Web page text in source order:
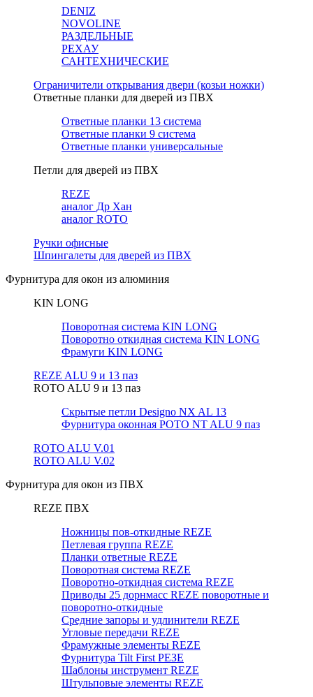
DENIZ
NOVOLINE
РАЗДЕЛЬНЫЕ
РЕХАУ
САНТЕХНИЧЕСКИЕ
Ограничители открывания двери (козьи ножки)
Ответные планки для дверей из ПВХ
Ответные планки 13 система
Ответные планки 9 система
Ответные планки универсальные
Петли для дверей из ПВХ
REZE
аналог Др Хан
аналог ROTO
Ручки офисные
Шпингалеты для дверей из ПВХ
Фурнитура для окон из алюминия
KIN LONG
Поворотная система KIN LONG
Поворотно откидная система KIN LONG
Фрамуги KIN LONG
REZE ALU 9 и 13 паз
ROTO ALU 9 и 13 паз
Скрытые петли Designo NX AL 13
Фурнитура оконная РОТО NT ALU 9 паз
ROTO ALU V.01
ROTO ALU V.02
Фурнитура для окон из ПВХ
REZE ПВХ
Ножницы пов-откидные REZE
Петлевая группа REZE
Планки ответные REZE
Поворотная система REZE
Поворотно-откидная система REZE
Приводы 25 дорнмасс REZE поворотные и
поворотно-откидные
Средние запоры и удлинители REZE
Угловые передачи REZE
Фрамужные элементы REZE
Фурнитура Tilt First РЕЗЕ
Шаблоны инструмент REZE
Штульповые элементы REZE